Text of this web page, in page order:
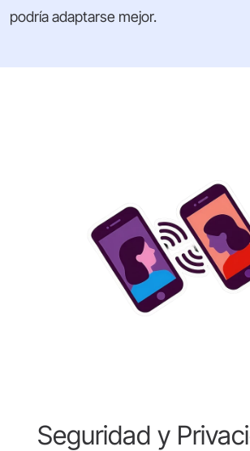
podría adaptarse mejor.
Seguridad y